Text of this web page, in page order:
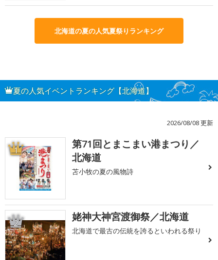
北海道の夏の人気夏祭りランキング
夏の人気イベントランキング【北海道】
2026/08/08 更新
1
第71回とまこまい港まつり／
北海道
苫小牧の夏の風物詩
2 姥神大神宮渡御祭／北海道
北海道で最古の伝統を誇るといわれる祭り